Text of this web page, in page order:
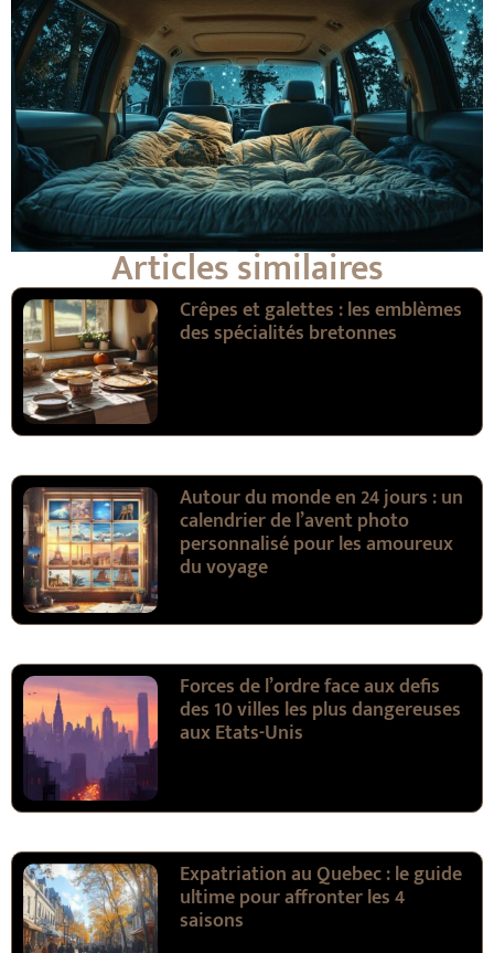
Articles similaires
Crêpes et galettes : les emblèmes
des spécialités bretonnes
Autour du monde en 24 jours : un
calendrier de l’avent photo
personnalisé pour les amoureux
du voyage
Forces de l’ordre face aux defis
des 10 villes les plus dangereuses
aux Etats-Unis
Expatriation au Quebec : le guide
ultime pour affronter les 4
saisons